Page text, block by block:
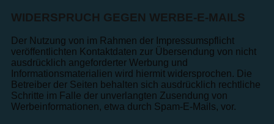
WIDERSPRUCH GEGEN WERBE-E-MAILS
Der Nutzung von im Rahmen der Impressumspflicht
veröffentlichten Kontaktdaten zur Übersendung von nicht
ausdrücklich angeforderter Werbung und
Informationsmaterialien wird hiermit widersprochen. Die
Betreiber der Seiten behalten sich ausdrücklich rechtliche
Schritte im Falle der unverlangten Zusendung von
Werbeinformationen, etwa durch Spam-E-Mails, vor.